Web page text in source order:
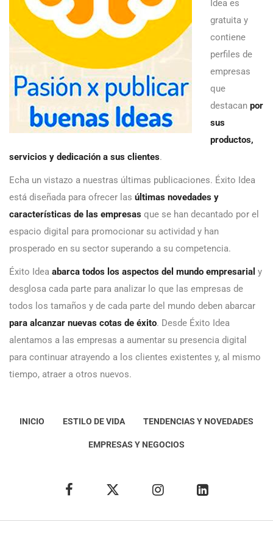
Idea es
gratuita y
contiene
perfiles de
empresas
que
destacan por
sus
productos,
servicios y dedicación a sus clientes.
Echa un vistazo a nuestras últimas publicaciones. Éxito Idea
está diseñada para ofrecer las últimas novedades y
características de las empresas que se han decantado por el
espacio digital para promocionar su actividad y han
prosperado en su sector superando a su competencia.
Éxito Idea abarca todos los aspectos del mundo empresarial y
desglosa cada parte para analizar lo que las empresas de
todos los tamaños y de cada parte del mundo deben abarcar
para alcanzar nuevas cotas de éxito. Desde Éxito Idea
alentamos a las empresas a aumentar su presencia digital
para continuar atrayendo a los clientes existentes y, al mismo
tiempo, atraer a otros nuevos.
INICIO ESTILO DE VIDA TENDENCIAS Y NOVEDADES
EMPRESAS Y NEGOCIOS